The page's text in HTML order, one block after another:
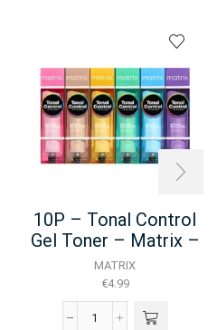
10P – Tonal Control
Gel Toner – Matrix –
90ml
MATRIX
€4.99
10P